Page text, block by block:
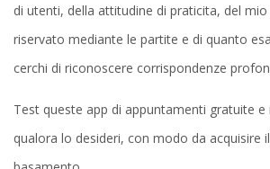
di utenti, della attitudine di praticita, del
riservato mediante le partite e di quanto
cerchi di riconoscere corrispondenze
Test queste app di appuntamenti gratuite
qualora lo desideri, con modo da acquisire